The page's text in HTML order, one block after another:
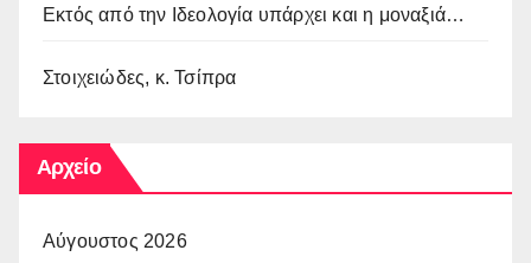
Εκτός από την Ιδεολογία υπάρχει και η μοναξιά…
Στοιχειώδες, κ. Τσίπρα
Αρχείο
Αύγουστος 2026